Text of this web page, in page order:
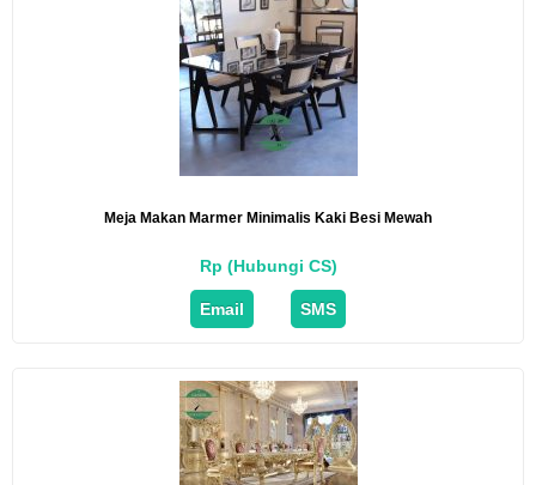
Meja Makan Marmer Minimalis Kaki Besi Mewah
Rp (Hubungi CS)
Email SMS